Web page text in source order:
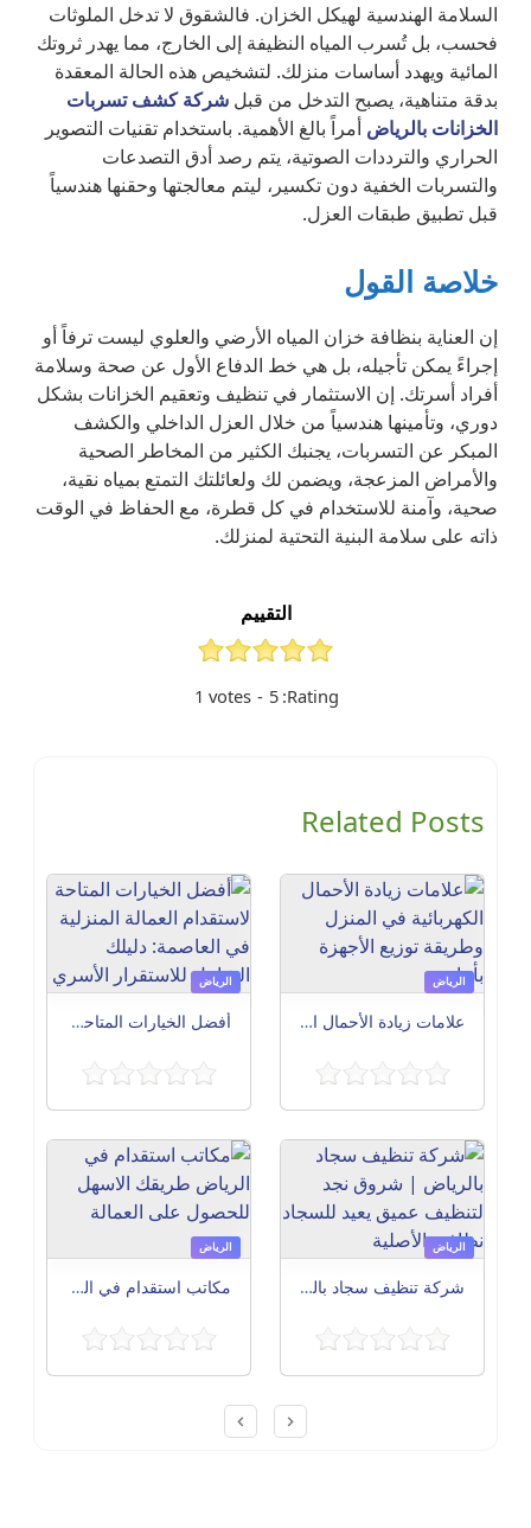
السلامة الهندسية لهيكل الخزان. فالشقوق لا تدخل الملوثات
فحسب، بل تُسرب المياه النظيفة إلى الخارج، مما يهدر ثروتك
المائية ويهدد أساسات منزلك. لتشخيص هذه الحالة المعقدة
بدقة متناهية، يصبح التدخل من قبل شركة كشف تسربات
الخزانات بالرياض أمراً بالغ الأهمية. باستخدام تقنيات التصوير
الحراري والترددات الصوتية، يتم رصد أدق التصدعات
والتسربات الخفية دون تكسير، ليتم معالجتها وحقنها هندسياً
قبل تطبيق طبقات العزل.
خلاصة القول
إن العناية بنظافة خزان المياه الأرضي والعلوي ليست ترفاً أو
إجراءً يمكن تأجيله، بل هي خط الدفاع الأول عن صحة وسلامة
أفراد أسرتك. إن الاستثمار في تنظيف وتعقيم الخزانات بشكل
دوري، وتأمينها هندسياً من خلال العزل الداخلي والكشف
المبكر عن التسربات، يجنبك الكثير من المخاطر الصحية
والأمراض المزعجة، ويضمن لك ولعائلتك التمتع بمياه نقية،
صحية، وآمنة للاستخدام في كل قطرة، مع الحفاظ في الوقت
ذاته على سلامة البنية التحتية لمنزلك.
التقييم
Rating:
5
-
1votes
Related Posts
الرياض
علامات زيادة الأحمال الكهربائية في المنزل وطريقة توزيع الأجهزة بأمان
الرياض
أفضل الخيارات المتاحة لاستقدام العمالة المنزلية في العاصمة: دليلك الشامل للاستقرار الأسري
الرياض
شركة تنظيف سجاد بالرياض | شروق نجد لتنظيف عميق يعيد للسجاد نظافته الأصلية
الرياض
مكاتب استقدام في الرياض طريقك الاسهل للحصول على العمالة